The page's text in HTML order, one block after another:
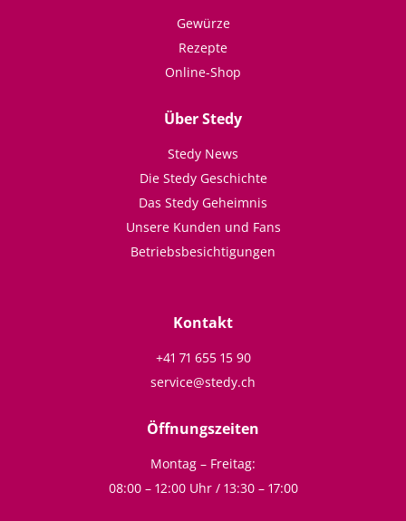
Gewürze
Rezepte
Online-Shop
Über Stedy
Stedy News
Die Stedy Geschichte
Das Stedy Geheimnis
Unsere Kunden und Fans
Betriebsbesichtigungen
Kontakt
+41 71 655 15 90
service@stedy.ch
Öffnungszeiten
Montag – Freitag:
08:00 – 12:00 Uhr / 13:30 – 17:00